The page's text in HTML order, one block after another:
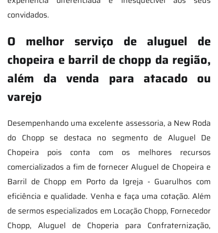
convidados.
O melhor serviço de aluguel de
chopeira e barril de chopp da região,
além da venda para atacado ou
varejo
Desempenhando uma excelente assessoria, a New Roda
do Chopp se destaca no segmento de Aluguel De
Chopeira pois conta com os melhores recursos
comercializados a fim de fornecer Aluguel de Chopeira e
Barril de Chopp em Porto da Igreja - Guarulhos com
eficiência e qualidade. Venha e faça uma cotação. Além
de sermos especializados em Locação Chopp, Fornecedor
Chopp, Aluguel de Choperia para Confraternização,